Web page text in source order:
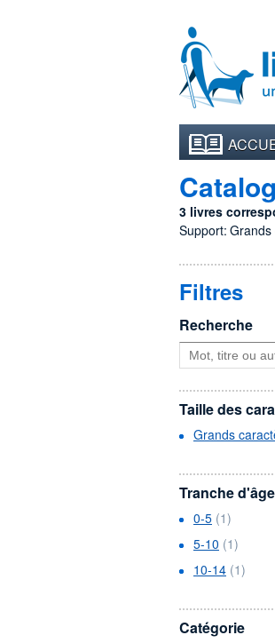
3 livres
Support:
Filtres
Recherche
Taille des
Grands
Tranche d'âge
0-5 (1)
5-10 (1)
10-14 (1)
Catégorie